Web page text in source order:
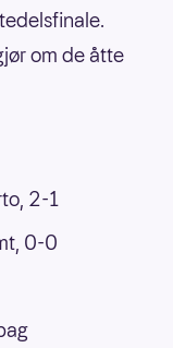
om de åtte
2-1
0-0